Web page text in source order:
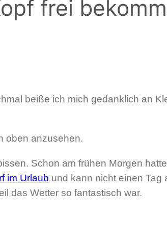
frei
beiße ich mich gedanklich an
oben anzusehen.
Schon am frühen Morgen
im Urlaub und kann nicht einen Tag
das Wetter so fantastisch war.